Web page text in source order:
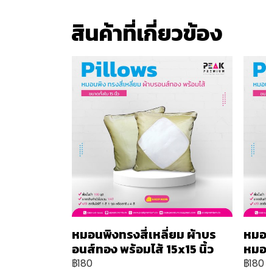
สินค้าที่เกี่ยวข้อง
หมอนพิงทรงสี่เหลี่ยม ผ้าบร
อนส์ทอง พร้อมไส้ 15x15 นิ้ว
฿180
หม
หม
฿180